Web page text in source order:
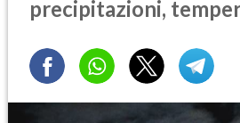
precipitazioni,